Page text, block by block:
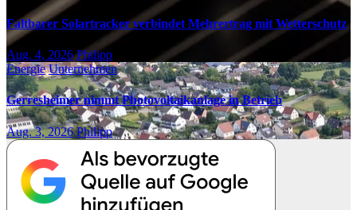
Faltbarer Solartracker verbindet Mehrertrag mit Wetterschutz
Aug. 4, 2026 Philipp
Energie Unternehmen
Gerresheimer nimmt Photovoltaikanlage in Betrieb
Aug. 3, 2026 Philipp